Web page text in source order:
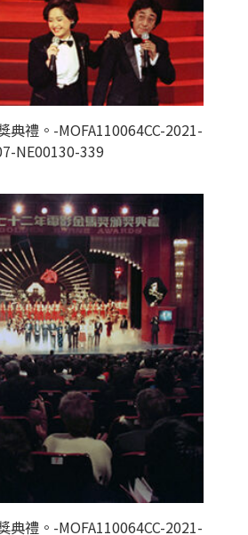
典禮。-MOFA110064CC-2021-
NE00130-339
典禮。-MOFA110064CC-2021-